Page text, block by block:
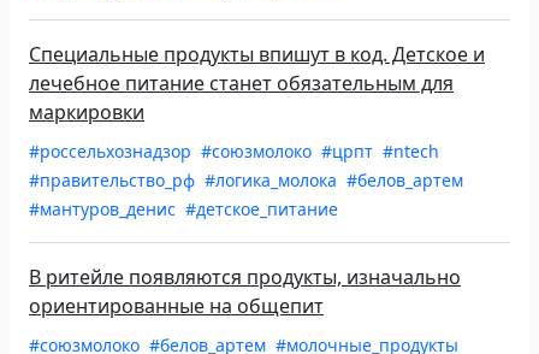
Специальные продукты впишут в код. Детское и
лечебное питание станет обязательным для
маркировки
#россельхознадзор #союзмолоко #црпт #ntech
#правительство_рф #логика_молока #белов_артем
#мантуров_денис #детское_питание
В ритейле появляются продукты, изначально
ориентированные на общепит
#союзмолоко #белов_артем #молочные_продукты